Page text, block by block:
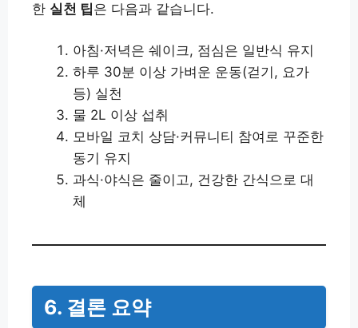
한 실천 팁은 다음과 같습니다.
아침·저녁은 쉐이크, 점심은 일반식 유지
하루 30분 이상 가벼운 운동(걷기, 요가
등) 실천
물 2L 이상 섭취
모바일 코치 상담·커뮤니티 참여로 꾸준한
동기 유지
과식·야식은 줄이고, 건강한 간식으로 대
체
6. 결론 요약